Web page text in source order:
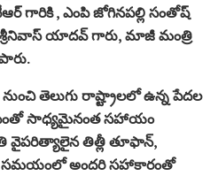
గారికి , ఎంపి జోగినపల్లి సంతోష్
యాదవ్ గారు, మాజీ మంత్రి
తెలుగు రాష్ట్రాలలో ఉన్న పేదల
సాధ్య‌మైనంత సహాయం
వైపరిత్యాలైన తిత్లీ తూఫాన్,
సమయంలో అందరి సహాకారంతో